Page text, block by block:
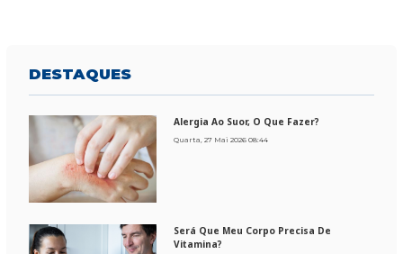
DESTAQUES
Alergia Ao Suor, O Que Fazer?
Quarta, 27 Mai 2026 08:44
Será Que Meu Corpo Precisa De
Vitamina?